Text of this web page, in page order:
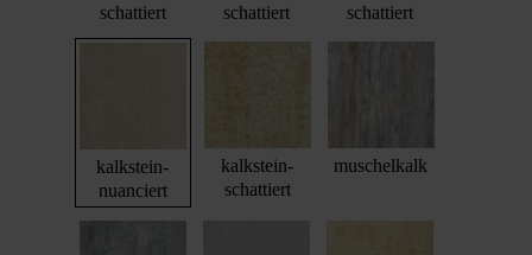
schattiert
schattiert
schattiert
kalkstein-
nuanciert
kalkstein-
schattiert
muschelkalk